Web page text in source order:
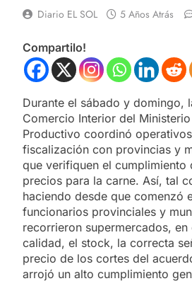
Diario EL SOL 5 Años Atrás
Compartilo!
Durante el sábado y domingo,
Comercio Interior del
Productivo coordinó
fiscalización con provincias y
que verifiquen el cumplimiento
precios para la carne. Así, tal
haciendo desde que comenzó
funcionarios provinciales y
recorrieron supermercados,
calidad, el stock, la correcta
precio de los cortes del
arrojó un alto cumplimiento